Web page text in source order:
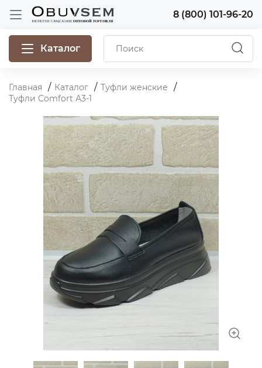
8 (800) 101-96-20
Каталог
Главная Каталог
Туфли женские
Туфли Comfort А3-1